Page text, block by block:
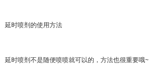
延时喷剂的使用方法
延时喷剂不是随便喷喷就可以的，方法也很重要哦~